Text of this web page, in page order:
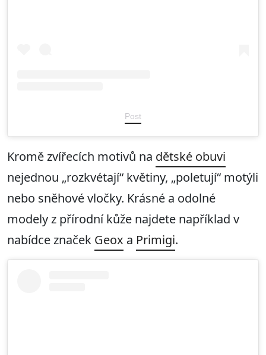
Post
Kromě zvířecích motivů na dětské obuvi
nejednou „rozkvétají“ květiny, „poletují“ motýli
nebo sněhové vločky. Krásné a odolné
modely z přírodní kůže najdete například v
nabídce značek Geox a Primigi.